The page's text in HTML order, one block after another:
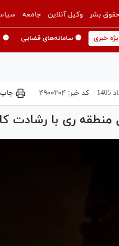
بشر وکیل آنلاین جامعه
خبری 🟡 سامانه‌های قضایی 🟡
کد خبر: ۴۹۰۰۲۰۴ چاپ
ری با رشادت